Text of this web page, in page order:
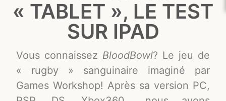
« TABLET », LE TEST
SUR IPAD
Vous connaissez BloodBowl? Le jeu de
« rugby » sanguinaire imaginé par
Games Workshop! Après sa version PC,